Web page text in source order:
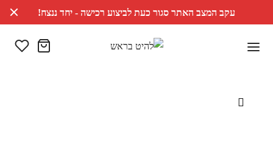
עקב המצב האתר סגור כעת לביצוע רכישה - יחד ננצח!